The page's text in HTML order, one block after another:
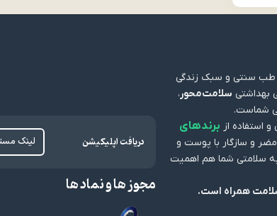
طب سنتی و سبک زندگی
بهداشتی سلامت‌محور،
شماست.
استفاده از برندهای
و سازگار با پوست و
به سلامتی شما هم اهمیت
همراه است.
دریافت اپلیکیشن لینک
مجوز ها و نماد ها